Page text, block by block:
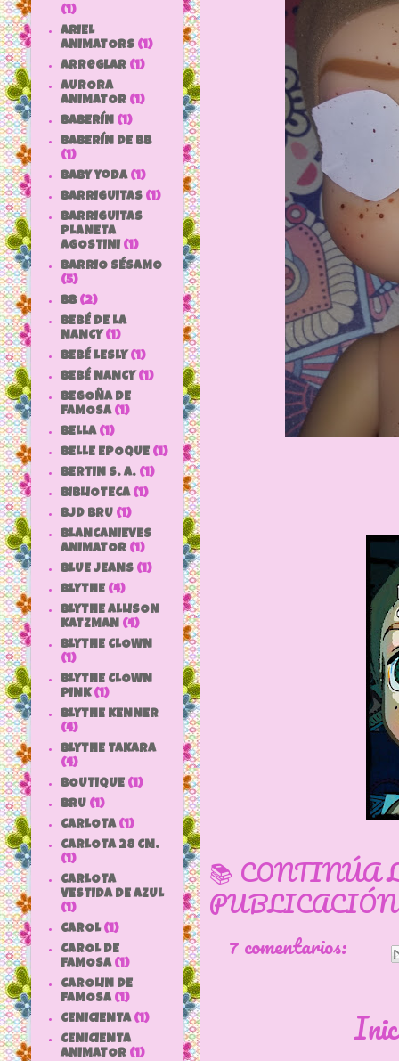
📚 CONTINÚA
7 comentarios:
(1)
ARIEL
ANIMATORS (1)
arreglar (1)
AURORA
ANIMATOR (1)
BABERÍN (1)
BABERÍN DE BB
(1)
baby yoda (1)
BARRIGUITAS (1)
BARRIGUITAS
PLANETA
AGOSTINI (1)
BARRIO SÉSAMO
(5)
bb (2)
BEBÉ DE LA
NANCY (1)
BEBÉ LESLY (1)
BEBÉ NANCY (1)
BEGOÑA DE
FAMOSA (1)
BELLA (1)
BELLE EPOQUE (1)
BERTIN S. A. (1)
BIBLIOTECA (1)
BJD BRU (1)
BLANCANIEVES
ANIMATOR (1)
BLUE JEANS (1)
BLYTHE (4)
BLYTHE ALLISON
KATZMAN (4)
BLYTHE CLOWN
(1)
BLYTHE CLOWN
PINK (1)
BLYTHE KENNER
(4)
BLYTHE TAKARA
(4)
BOUTIQUE (1)
BRU (1)
CARLOTA (1)
CARLOTA 28 CM.
(1)
CARLOTA
VESTIDA DE AZUL
(1)
CAROL (1)
CAROL DE
FAMOSA (1)
CAROLIN DE
FAMOSA (1)
CENICIENTA (1)
CENICIENTA
ANIMATOR (1)